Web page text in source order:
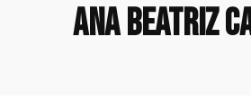
Ana Beatriz